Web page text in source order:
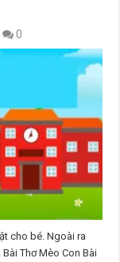
0
cho bé. Ngoài ra
Thơ Mèo Con Bài